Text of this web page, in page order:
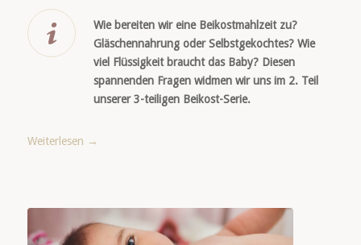
Wie bereiten wir eine Beikostmahlzeit zu?
Gläschennahrung oder Selbstgekochtes? Wie
viel Flüssigkeit braucht das Baby? Diesen
spannenden Fragen widmen wir uns im 2. Teil
unserer 3-teiligen Beikost-Serie.
Weiterlesen →